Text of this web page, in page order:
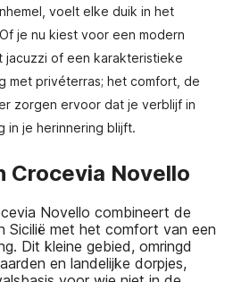
voelt elke duik in het
je nu kiest voor een modern
jacuzzi of een karakteristieke
met privéterras; het comfort, de
zorgen ervoor dat je verblijf in
in je herinnering blijft.
Crocevia Novello
Novello combineert de
Sicilië met het comfort van een
Dit kleine gebied, omringd
en landelijke dorpjes,